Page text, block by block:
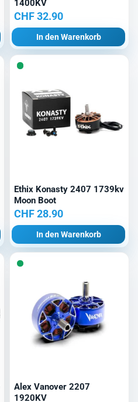
1400KV
CHF32.90
In den Warenkorb
Ethix Konasty 2407 1739kv
Moon Boot
CHF28.90
In den Warenkorb
Alex Vanover 2207
1920KV